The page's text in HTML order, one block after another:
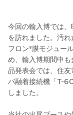
今回の輸入博では
を訪れました。汚
フロン®膜モジュー
め、輸入博期間中
品発表会では、住
バ融着接続機「T-
しました。